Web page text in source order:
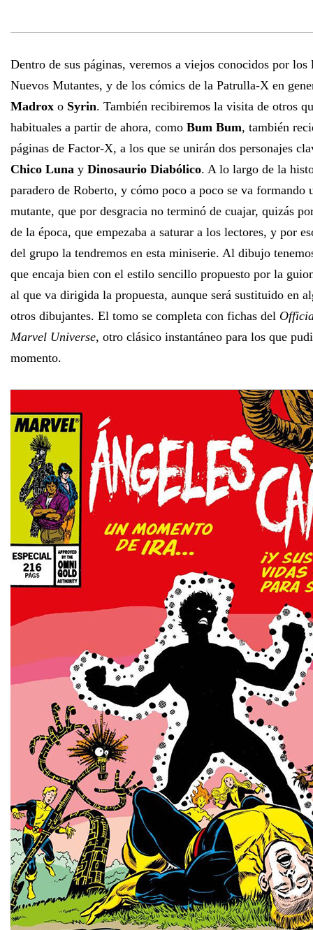
Dentro de sus páginas, veremos a viejos conocidos por los
Nuevos Mutantes, y de los cómics de la Patrulla-X en
Madrox o Syrin. También recibiremos la visita de otros
habituales a partir de ahora, como Bum Bum, también
páginas de Factor-X, a los que se unirán dos personajes
Chico Luna y Dinosaurio Diabólico. A lo largo de la
paradero de Roberto, y cómo poco a poco se va formando
mutante, que por desgracia no terminó de cuajar, quizás
de la época, que empezaba a saturar a los lectores, y por
del grupo la tendremos en esta miniserie. Al dibujo
que encaja bien con el estilo sencillo propuesto por la
al que va dirigida la propuesta, aunque será sustituido en
otros dibujantes. El tomo se completa con fichas del
Marvel Universe, otro clásico instantáneo para los que
momento.